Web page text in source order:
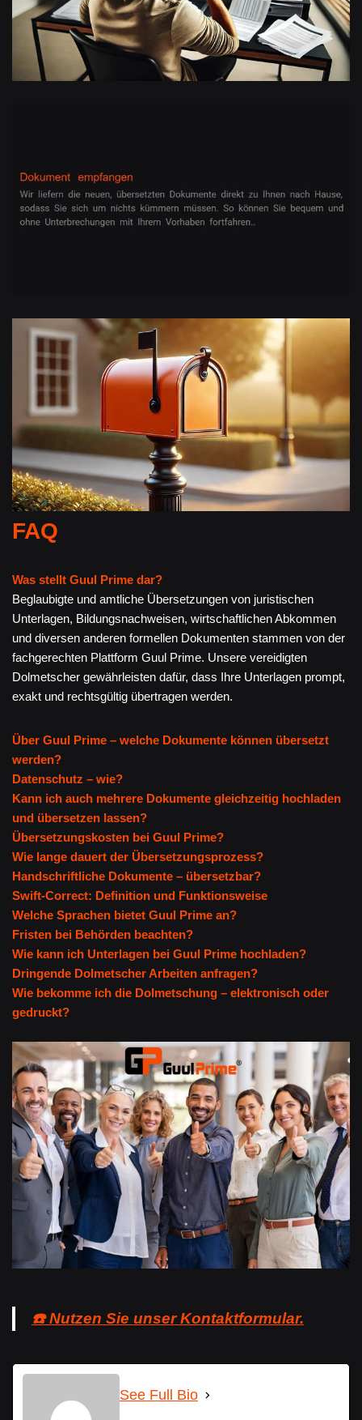
FAQ
Was stellt Guul Prime dar?
Beglaubigte und amtliche Übersetzungen von juristischen
Unterlagen, Bildungsnachweisen, wirtschaftlichen Abkommen
und diversen anderen formellen Dokumenten stammen von der
fachgerechten Plattform Guul Prime. Unsere vereidigten
Dolmetscher gewährleisten dafür, dass Ihre Unterlagen prompt,
exakt und rechtsgültig übertragen werden.
Über Guul Prime – welche Dokumente können übersetzt
werden?
Datenschutz – wie?
Kann ich auch mehrere Dokumente gleichzeitig hochladen
und übersetzen lassen?
Übersetzungskosten bei Guul Prime?
Wie lange dauert der Übersetzungsprozess?
Handschriftliche Dokumente – übersetzbar?
Swift-Correct: Definition und Funktionsweise
Welche Sprachen bietet Guul Prime an?
Fristen bei Behörden beachten?
Wie kann ich Unterlagen bei Guul Prime hochladen?
Dringende Dolmetscher Arbeiten anfragen?
Wie bekomme ich die Dolmetschung – elektronisch oder
gedruckt?
☎️ Nutzen Sie unser Kontaktformular.
See Full Bio